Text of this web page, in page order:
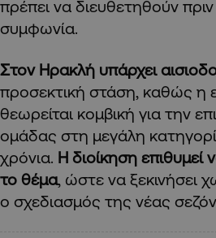
πρέπει να διευθετηθούν
συμφωνία.
Στον Ηρακλή υπάρχει
προσεκτική στάση, καθώς η
θεωρείται κομβική για την
ομάδας στη μεγάλη
χρόνια. Η διοίκηση επιθυμεί
το θέμα, ώστε να ξεκινήσει
ο σχεδιασμός της νέας